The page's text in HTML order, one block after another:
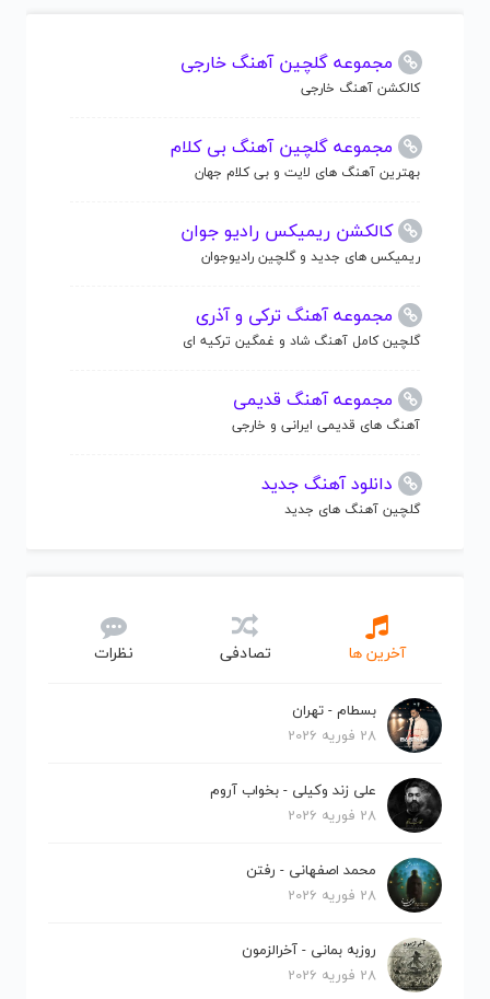
مجموعه گلچین آهنگ خارجی
کالکشن آهنگ خارجی
مجموعه گلچین آهنگ بی کلام
بهترین آهنگ های لایت و بی کلام جهان
کالکشن ریمیکس رادیو جوان
ریمیکس های جدید و گلچین رادیوجوان
مجموعه آهنگ ترکی و آذری
گلچین کامل آهنگ شاد و غمگین ترکیه ای
مجموعه آهنگ قدیمی
آهنگ های قدیمی ایرانی و خارجی
دانلود آهنگ جدید
گلچین آهنگ های جدید
آخرین ها تصادفی نظرات
بسطام - تهران
28 فوریه 2026
علی زند وکیلی - بخواب آروم
28 فوریه 2026
محمد اصفهانی - رفتن
28 فوریه 2026
روزبه بمانی - آخرالزمون
28 فوریه 2026